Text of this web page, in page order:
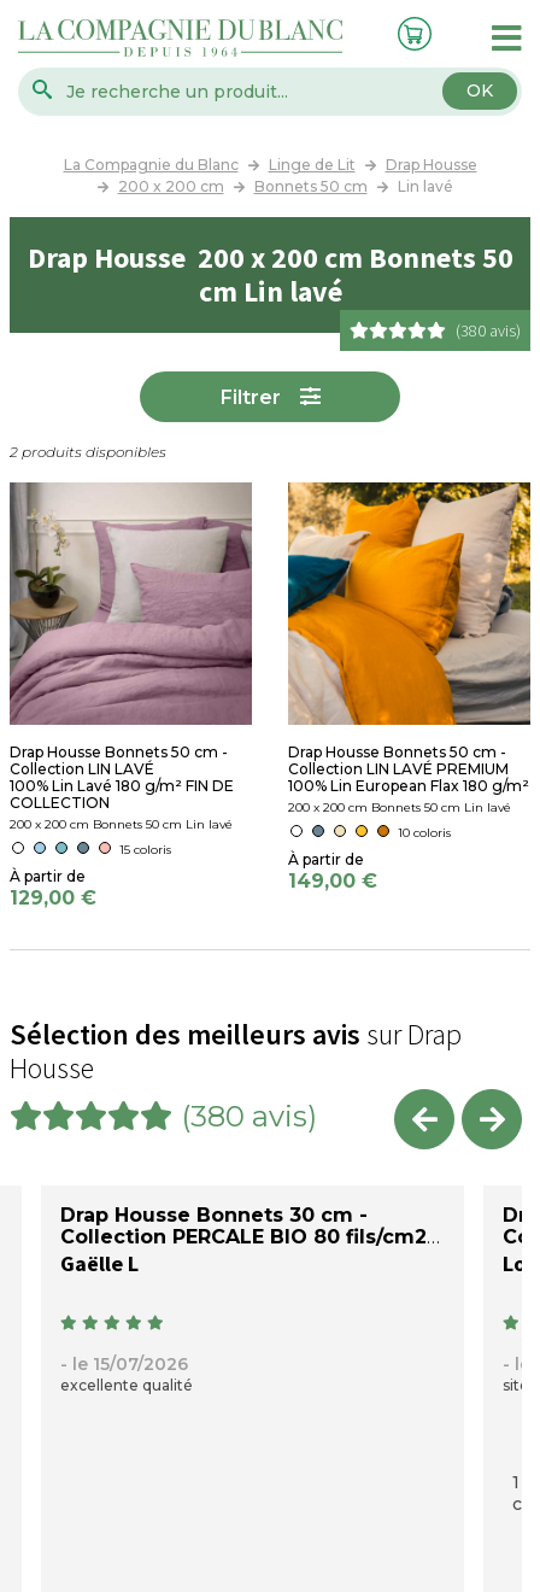
OK
La Compagnie du Blanc Linge de Lit
Drap Housse
200 x 200 cm
Bonnets 50 cm Lin lavé
Drap Housse 200 x 200 cm Bonnets 50
cm Lin lavé
(380 avis)
Filtrer
2 produits disponibles
Drap Housse Bonnets 50 cm -
Collection LIN LAVÉ
100% Lin Lavé 180 g/m² FIN DE
COLLECTION
200 x 200 cm Bonnets 50 cm Lin lavé
15 coloris
129,00 €
Drap Housse Bonnets 50 cm -
Collection LIN LAVÉ PREMIUM
100% Lin European Flax 180 g/m²
200 x 200 cm Bonnets 50 cm Lin lavé
10 coloris
149,00 €
Sélection des meilleurs avis sur Drap
Housse
(380 avis)
Drap Housse Bonnets 30 cm -
Collection PERCALE BIO 80 fils/cm2
Gaëlle L
- le 15/07/2026
excellente qualité
- le
site
1